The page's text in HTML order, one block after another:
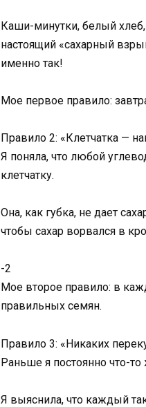
Каши-минутки, белый
настоящий «сахарный
именно так!
Мое первое правило:
Правило 2: «Клетчатка —
Я поняла, что любой
клетчатку.
Она, как губка, не дает
чтобы сахар ворвался в
-2
Мое второе правило: в
правильных семян.
Правило 3: «Никаких
Раньше я постоянно что-
Я выяснила, что каждый